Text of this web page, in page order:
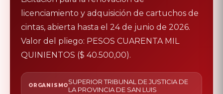
licenciamiento y adquisición de cartuchos de
cintas, abierta hasta el 24 de junio de 2026.
Valor del pliego: PESOS CUARENTA MIL
QUINIENTOS ($ 40.500,00).
ORGANISMOSUPERIOR TRIBUNAL DE JUSTICIA DE
LA PROVINCIA DE SAN LUIS